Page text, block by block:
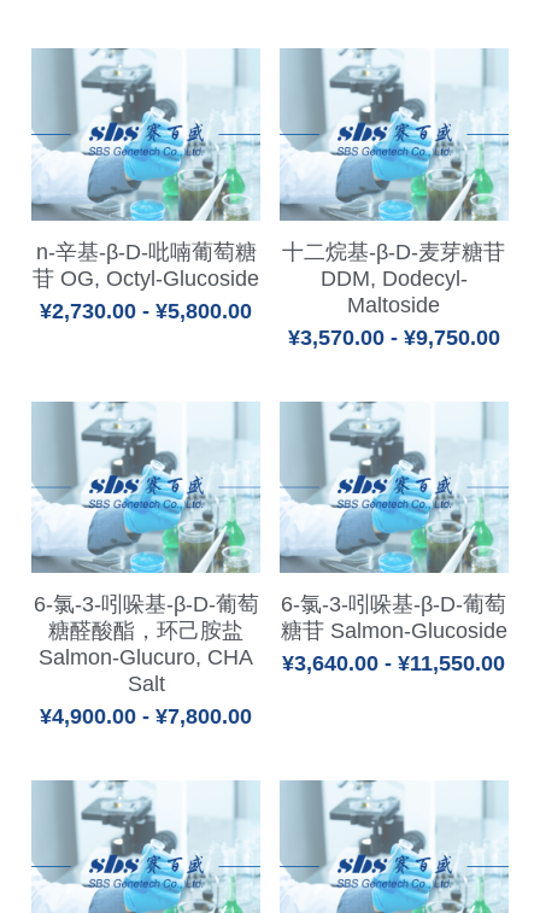
RNA Depletion Panel (Globin)
RNA Depletion Panel (Insulin)
CRISPRclean Unique Dual Index
n-辛基-β-D-吡喃葡萄糖
苷 OG, Octyl-Glucoside
¥2,730.00 - ¥5,800.00
十二烷基-β-D-麦芽糖苷
DDM, Dodecyl-
Maltoside
¥3,570.00 - ¥9,750.00
6-氯-3-吲哚基-β-D-葡萄
糖醛酸酯，环己胺盐
Salmon-Glucuro, CHA
Salt
¥4,900.00 - ¥7,800.00
6-氯-3-吲哚基-β-D-葡萄
糖苷 Salmon-Glucoside
¥3,640.00 - ¥11,550.00
生化试剂
核酸纯化
PCR相关
RNA相关